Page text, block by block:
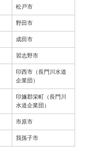
松戸市
野田市
成田市
習志野市
印西市（長門川水道
企業団）
印旛郡栄町（長門川
水道企業団）
市原市
我孫子市